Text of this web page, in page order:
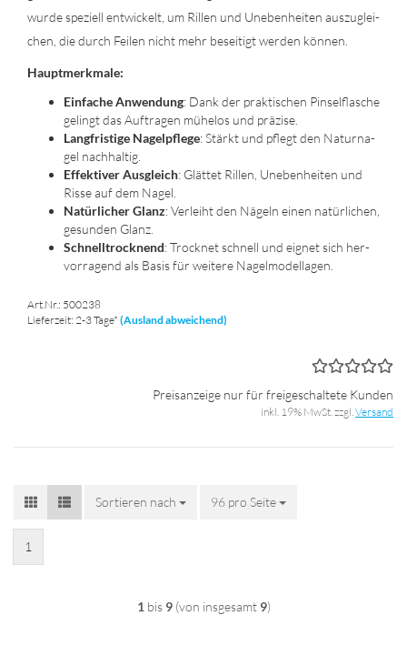
wurde spe­zi­ell ent­wi­ckelt, um Ril­len und Un­eben­hei­ten aus­zu­glei­
chen, die durch Fei­len nicht mehr be­sei­tigt wer­den kön­nen.
Haupt­merk­ma­le:
Ein­fa­che An­wen­dung: Dank der prak­ti­schen Pin­sel­fla­sche
ge­lingt das Auf­tra­gen mü­he­los und prä­zi­se.
Lang­fris­ti­ge Na­gel­pfle­ge: Stärkt und pflegt den Na­tur­na­
gel nach­hal­tig.
Ef­fek­ti­ver Aus­gleich: Glät­tet Ril­len, Un­eben­hei­ten und
Risse auf dem Nagel.
Na­tür­li­cher Glanz: Ver­leiht den Nä­geln einen na­tür­li­chen,
ge­sun­den Glanz.
Schnell­trock­nend: Trock­net schnell und eig­net sich her­
vor­ra­gend als Basis für wei­te­re Na­gel­mo­del­la­gen.
Art.Nr.: 500238
Lieferzeit: 2-3 Tage* (Ausland abweichend)
Preisanzeige nur für freigeschaltete Kunden
inkl. 19% MwSt. zzgl.Versand
Sortieren nach
Sortieren nach 96 pro Seite
pro Seite
1
1 bis 9(von insgesamt 9)